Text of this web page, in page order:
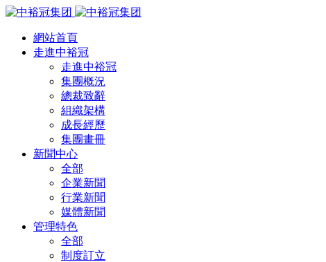
網站首頁
走進中裕冠
走進中裕冠
集團概況
總裁致辭
組織架構
成長經歷
集團畫冊
新聞中心
全部
企業新聞
行業新聞
媒體新聞
管理特色
全部
制度訂立